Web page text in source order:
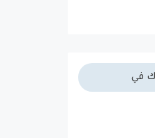
في